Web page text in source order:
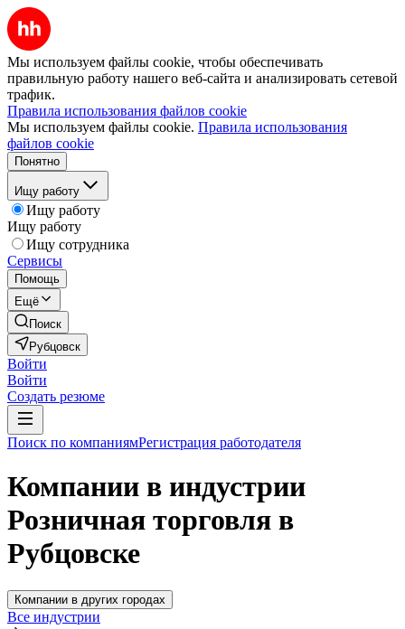
Мы используем файлы cookie, чтобы обеспечивать
правильную работу нашего веб-сайта и анализировать сетевой
трафик.
Правила использования файлов cookie
Мы используем файлы cookie. Правила использования
файлов cookie
Понятно
Ищу работу
Ищу работу
Ищу работу
Ищу сотрудника
Сервисы
Помощь
Ещё
Поиск
Рубцовск
Войти
Войти
Создать резюме
Поиск по компаниямРегистрация работодателя
Компании в индустрии
Розничная торговля в
Рубцовске
Компании в других городах
Все индустрии